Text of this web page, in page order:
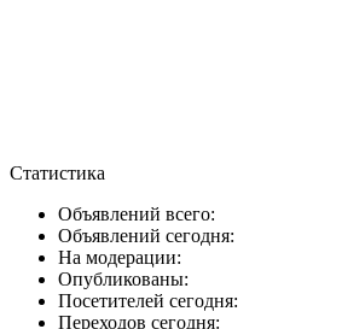
Статистика
Объявлений всего:
Объявлений сегодня:
На модерации:
Опубликованы:
Посетителей сегодня:
Переходов сегодня: